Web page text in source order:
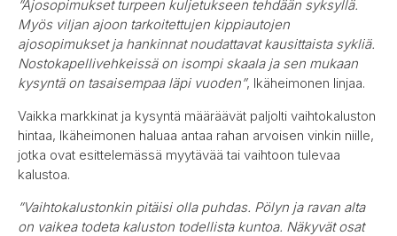
”Ajosopimukset turpeen kuljetukseen tehdään syksyllä.
Myös viljan ajoon tarkoitettujen kippiautojen
ajosopimukset ja hankinnat noudattavat kausittaista sykliä.
Nostokapellivehkeissä on isompi skaala ja sen mukaan
kysyntä on tasaisempaa läpi vuoden”, Ikäheimonen linjaa.
Vaikka markkinat ja kysyntä määräävät paljolti vaihtokaluston
hintaa, Ikäheimonen haluaa antaa rahan arvoisen vinkin niille,
jotka ovat esittelemässä myytävää tai vaihtoon tulevaa
kalustoa.
”Vaihtokalustonkin pitäisi olla puhdas. Pölyn ja ravan alta
on vaikea todeta kaluston todellista kuntoa. Näkyvät osat